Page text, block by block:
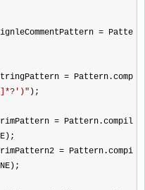
= Patte
= Pattern.comp
" );
= Pattern.compil
= Pattern.compi